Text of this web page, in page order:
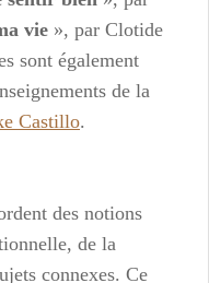
vie », par Clotide
sont également
de la
Castillo.
des notions
de la
connexes. Ce